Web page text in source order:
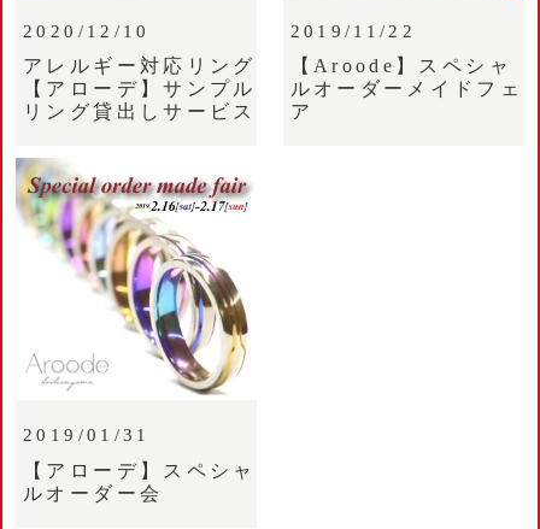
2020/12/10
アレルギー対応リング
【アローデ】サンプル
リング貸出しサービス
2019/11/22
【Aroode】スペシャ
ルオーダーメイドフェ
ア
2019/01/31
【アローデ】スペシャ
ルオーダー会